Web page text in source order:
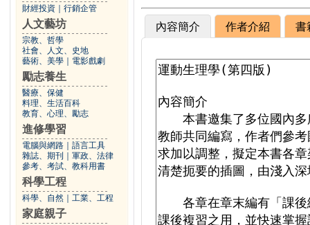
財經投資 行銷企管
人文藝坊
宗教、哲學
社會、人文、史地
藝術、美學
電影戲劇
勵志養生
醫療、保健
料理、生活百科
教育、心理、勵志
進修學習
電腦與網路
語言工具
雜誌、期刊
軍政、法律
參考、考試、教科用書
科學工程
科學、自然 工業、工程
家庭親子
內容簡介 作者介紹 書